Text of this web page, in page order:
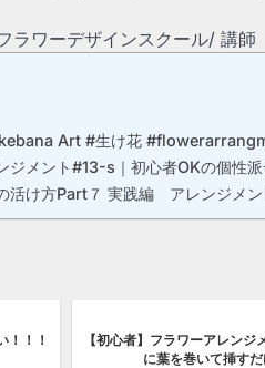
ワーデザインスクール/ 講
Art #生け花
ジメント#13-s｜初心者OKの個性
活け方Part７ 実践編 アレンジメ
！！！
【初心者】フラワーアレン
に葉を巻いて挿す